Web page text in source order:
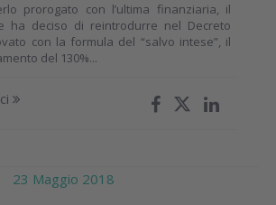
prorogato con l’ultima finanziaria, il
ha deciso di reintrodurre nel Decreto
con la formula del “salvo intese”, il
del 130%...
23 Maggio 2018